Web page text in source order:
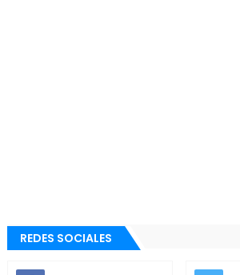
REDES SOCIALES